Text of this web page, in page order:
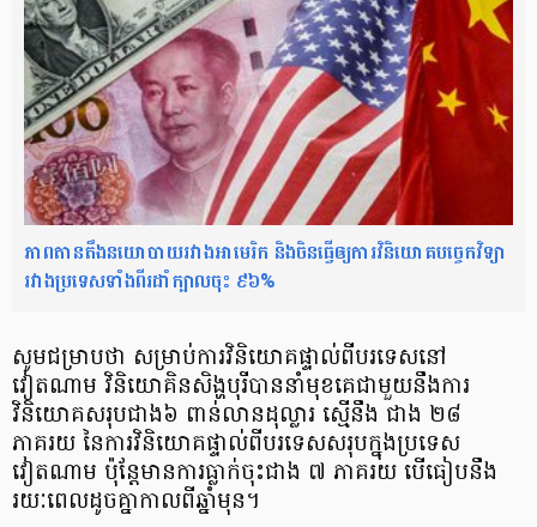
ភាពតានតឹងនយោបាយរវាងអាមេរិក និងចិនធ្វើឲ្យការវិនិយោគបច្ចេកវិទ្យា
រវាងប្រទេសទាំងពីរដាំក្បាលចុះ ៩៦%
សូម​ជម្រាប​ថា សម្រាប់​ការ​វិនិយោគ​ផ្ទាល់​ពី​បរទេស​នៅ​
វៀតណាម វិនិយោគិន​សិង្ហ​បុរី​បាន​នាំមុខ​គេ​ជាមួយនឹង​ការ​
វិនិយោគ​សរុប​ជាង​៦ ពាន់​លាន​ដុល្លារ ស្មើនឹង ជាង ២៨
ភាគរយ នៃ​ការ​វិនិយោគ​ផ្ទាល់​ពី​បរទេស​សរុប​ក្នុង​ប្រទេស​
វៀតណាម ប៉ុន្តែ​មានការ​ធ្លាក់​ចុះ​ជាង ៧ ភាគរយ បើ​ធៀប​នឹង​
រយៈពេល​ដូច​គ្នា​កាលពី​ឆ្នាំ​មុន​។